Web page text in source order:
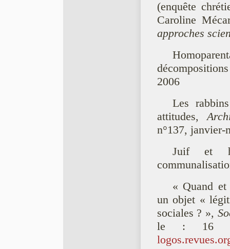
(enquête
Caroline
approches
2006
Les
attitudes,
n°137, janvier-
Juif et
« Quand et
un objet «
sociales ? »,
le : 16